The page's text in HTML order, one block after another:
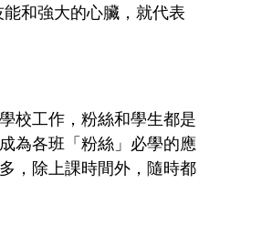
和強大的心臟，就代表
校工作，粉絲和學生都是
為各班「粉絲」必學的應
，除上課時間外，隨時都